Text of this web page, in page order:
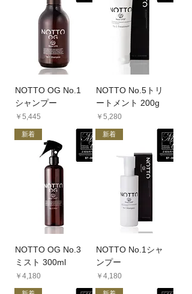
NOTTO OG No.1
シャンプー
価格
￥5,445
NOTTO No.5トリ
ートメント 200g
価格
￥5,280
新着
NOTTO OG No.3
ミスト 300ml
価格
￥4,180
新着
NOTTO No.1シャ
ンプー
価格
￥4,180